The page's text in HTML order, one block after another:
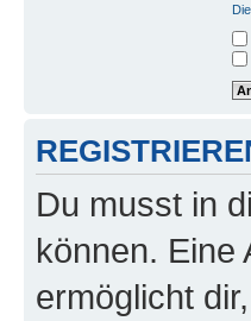
Du musst in
können. Eine
ermöglicht